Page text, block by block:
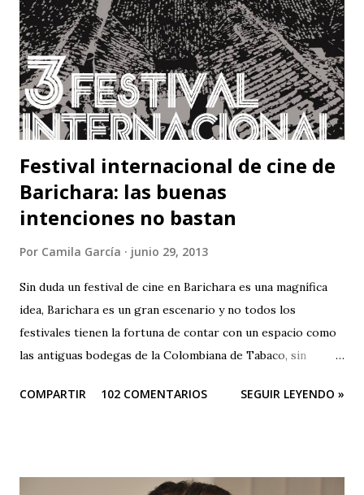
Festival internacional de cine de
Barichara: las buenas
intenciones no bastan
Por Camila García junio 29, 2013
Sin duda un festival de cine en Barichara es una magnífica
idea, Barichara es un gran escenario y no todos los
festivales tienen la fortuna de contar con un espacio como
las antiguas bodegas de la Colombiana de Tabaco, sin
lástima que las buenas intenciones de sus organizadores se
organizadores no puedan hacer otra cosa que sepultar el
COMPARTIR 102 COMENTARIOS SEGUIR LEYENDO »